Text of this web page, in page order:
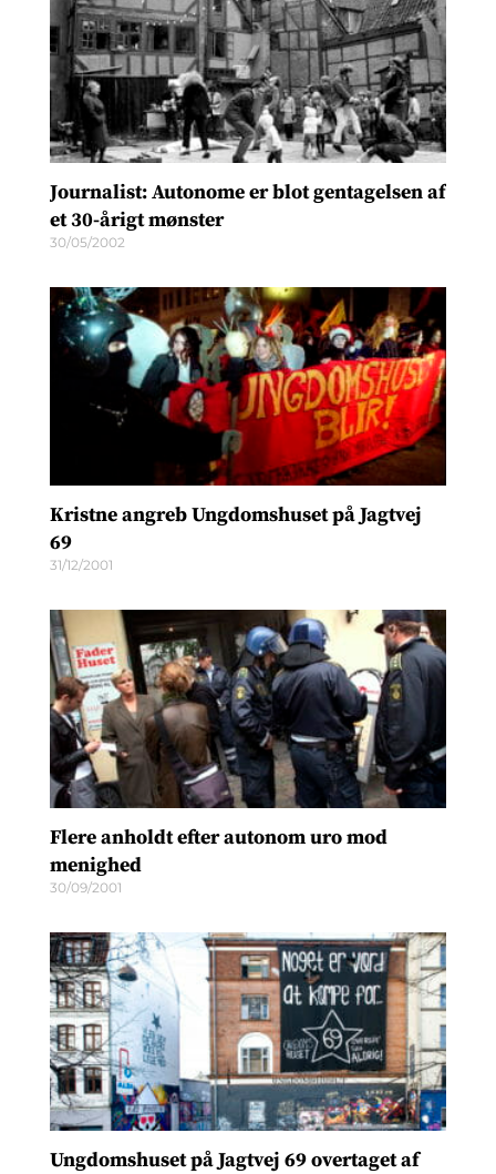
Journalist: Autonome er blot gentagelsen af
et 30-årigt mønster
30/05/2002
Kristne angreb Ungdomshuset på Jagtvej
69
31/12/2001
Flere anholdt efter autonom uro mod
menighed
30/09/2001
Ungdomshuset på Jagtvej 69 overtaget af